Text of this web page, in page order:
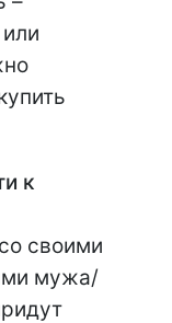
к
своими
мужа/